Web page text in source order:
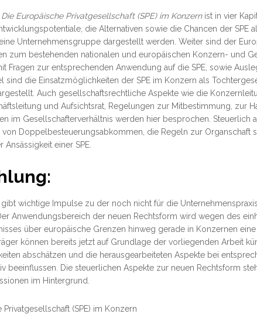
Die Europäische Privatgesellschaft (SPE) im Konzernist in vier
die Alternativen sowie die Chancen der SPE
Unternehmensgruppe dargestellt werden. Weiter sind der
zum bestehenden nationalen und europäischen Konzern- und
Fragen zur entsprechenden Anwendung auf die SPE, sowie
sind die Einsatzmöglichkeiten der SPE im Konzern als
Auch gesellschaftsrechtliche Aspekte wie die
und Aufsichtsrat, Regelungen zur Mitbestimmung, zur
im Gesellschafterverhältnis werden hier besprochen. Steuerlich
Doppelbesteuerungsabkommen, die Regeln zur Organschaft
Ansässigkeit einer SPE.
gibt wichtige Impulse zu der noch nicht für die
Anwendungsbereich der neuen Rechtsform wird wegen des
über europäische Grenzen hinweg gerade in Konzernen
können bereits jetzt auf Grundlage der vorliegenden Arbeit
abschätzen und die herausgearbeiteten Aspekte bei
beeinflussen. Die steuerlichen Aspekte zur neuen Rechtsform
im Hintergrund.
Privatgesellschaft (SPE) im Konzern